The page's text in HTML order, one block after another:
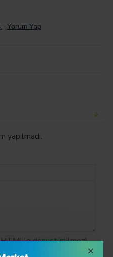
-Yorum Yap
yapılmadı.
dönüştürülmez!